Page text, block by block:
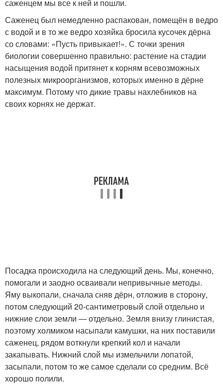
саженцем мы все к ней и пошли.
Саженец был немедленно распакован, помещён в ведро
с водой и в то же ведро хозяйка бросила кусочек дёрна
со словами: «Пусть привыкает!». С точки зрения
биологии совершенно правильно: растение на стадии
насыщения водой притянет к корням всевозможных
полезных микроорганизмов, которых именно в дёрне
максимум. Потому что дикие травы нахлебников на
своих корнях не держат.
Посадка происходила на следующий день. Мы, конечно,
помогали и заодно осваивали непривычные методы.
Яму выкопали, сначала сняв дёрн, отложив в сторону,
потом следующий 20-сантиметровый слой отдельно и
нижние слои земли — отдельно. Земля внизу глинистая,
поэтому холмиком насыпали камушки, на них поставили
саженец, рядом воткнули крепкий кол и начали
закапывать. Нижний слой мы измельчили лопатой,
засыпали, потом то же самое сделали со средним. Всё
хорошо полили.